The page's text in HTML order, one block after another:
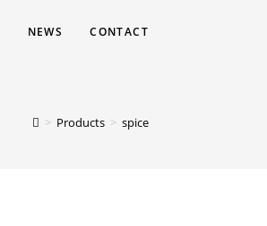
NEWS CONTACT
> Products > spice